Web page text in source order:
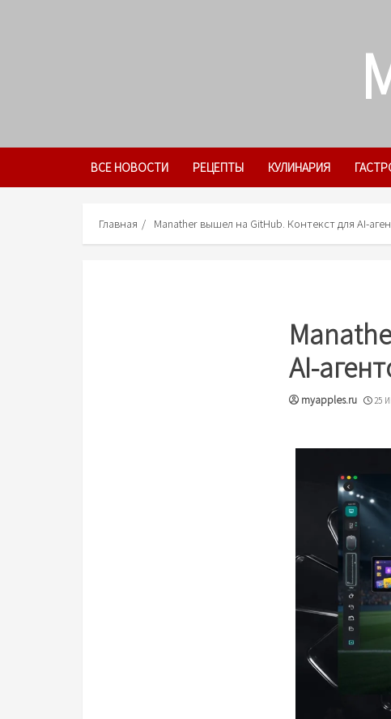
ВСЕ НОВОСТИ РЕЦЕПТЫ КУЛИНАРИЯ
Главная Manather вышел на GitHub. Контекст для AI-
AI-
myapples.ru 25